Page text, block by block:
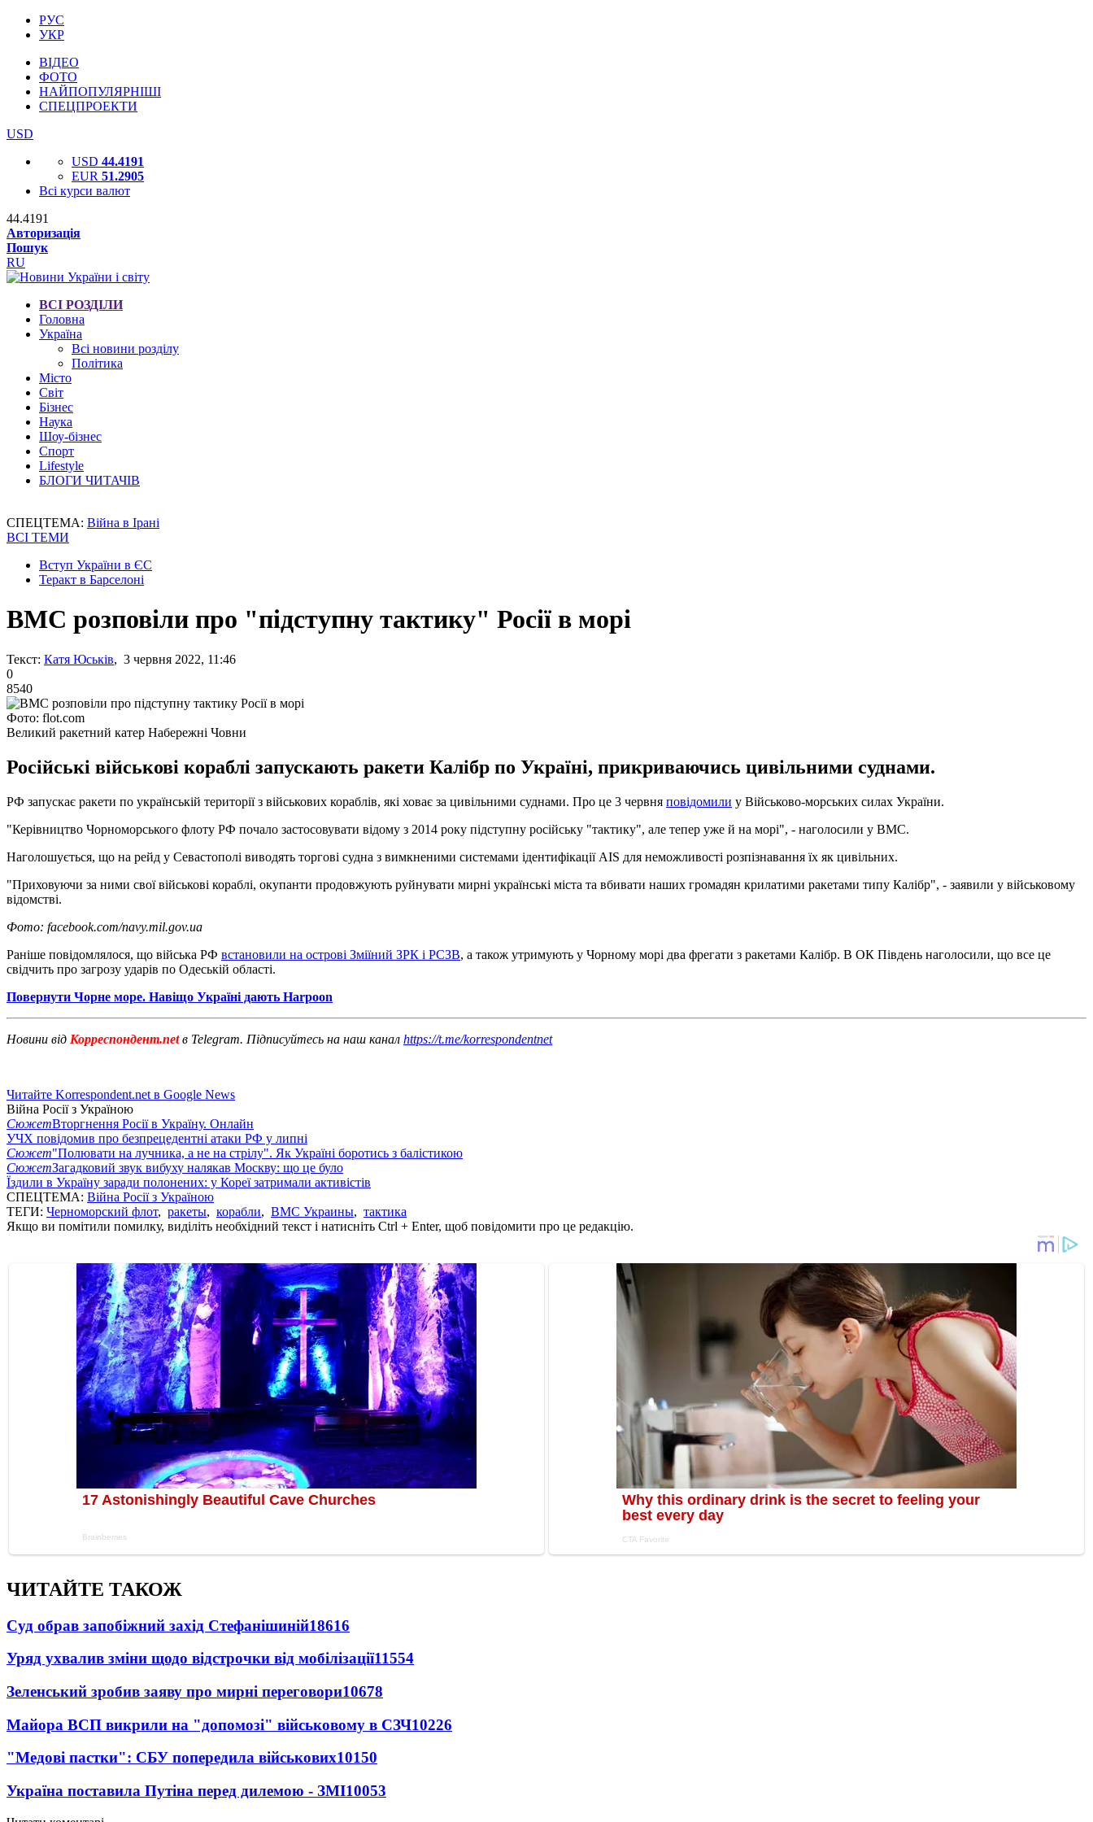
РУС
УКР
ВІДЕО
ФОТО
НАЙПОПУЛЯРНІШІ
СПЕЦПРОЕКТИ
USD
USD 44.4191
EUR 51.2905
Всі курси валют
44.4191
Авторизація
Пошук
RU
ВСІ РОЗДІЛИ
Головна
Україна
Всі новини розділу
Політика
Місто
Світ
Бізнес
Наука
Шоу-бізнес
Спорт
Lifestyle
БЛОГИ ЧИТАЧІВ
СПЕЦТЕМА: Війна в Ірані
ВСІ ТЕМИ
Вступ України в ЄС
Теракт в Барселоні
ВМС розповіли про "підступну тактику" Росії в морі
Текст: Катя Юськів, 3 червня 2022, 11:46
0
8540
Фото: flot.com
Великий ракетний катер Набережні Човни
Російські військові кораблі запускають ракети Калібр по Україні, прикриваючись цивільними суднами.
РФ запускає ракети по українській території з військових кораблів, які ховає за цивільними суднами. Про це 3 червня повідомили у Військово-морських силах України.
"Керівництво Чорноморського флоту РФ почало застосовувати відому з 2014 року підступну російську "тактику", але тепер уже й на морі", - наголосили у ВМС.
Наголошується, що на рейд у Севастополі виводять торгові судна з вимкненими системами ідентифікації AIS для неможливості розпізнавання їх як цивільних.
"Приховуючи за ними свої військові кораблі, окупанти продовжують руйнувати мирні українські міста та вбивати наших громадян крилатими ракетами типу Калібр", - заявили у військовому
відомстві.
Фото: facebook.com/navy.mil.gov.ua
Раніше повідомлялося, що війська РФ встановили на острові Зміїний ЗРК і РСЗВ, а також утримують у Чорному морі два фрегати з ракетами Калібр. В ОК Південь наголосили, що все це
свідчить про загрозу ударів по Одеській області.
Повернути Чорне море. Навіщо Україні дають Harpoon
Новини від Корреспондент.netв Telegram. Підписуйтесь на наш канал https://t.me/korrespondentnet
Читайте Korrespondent.net в Google News
Війна Росії з Україною
СюжетВторгнення Росії в Україну. Онлайн
УЧХ повідомив про безпрецедентні атаки РФ у липні
Сюжет"Полювати на лучника, а не на стрілу". Як Україні боротись з балістикою
СюжетЗагадковий звук вибуху налякав Москву: що це було
Їздили в Україну заради полонених: у Кореї затримали активістів
СПЕЦТЕМА: Війна Росії з Україною
ТЕГИ: Черноморский флот, ракеты, корабли, ВМС Украины, тактика
Якщо ви помітили помилку, виділіть необхідний текст і натисніть Ctrl + Enter, щоб повідомити про це редакцію.
ЧИТАЙТЕ ТАКОЖ
Суд обрав запобіжний захід Стефанішиній18616
Уряд ухвалив зміни щодо відстрочки від мобілізації11554
Зеленський зробив заяву про мирні переговори10678
Майора ВСП викрили на "допомозі" військовому в СЗЧ10226
"Медові пастки": СБУ попередила військових10150
Україна поставила Путіна перед дилемою - ЗМІ10053